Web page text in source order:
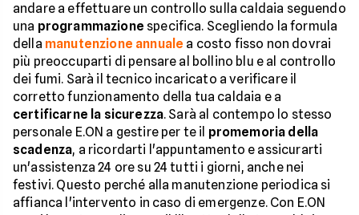
andare a effettuare un controllo sulla caldaia seguendo
una programmazione specifica. Scegliendo la formula
della manutenzione annuale a costo fisso non dovrai
più preoccuparti di pensare al bollino blu e al controllo
dei fumi. Sarà il tecnico incaricato a verificare il
corretto funzionamento della tua caldaia e a
certificarne la sicurezza. Sarà al contempo lo stesso
personale E.ON a gestire per te il promemoria della
scadenza, a ricordarti l'appuntamento e assicurarti
un'assistenza 24 ore su 24 tutti i giorni, anche nei
festivi. Questo perché alla manutenzione periodica si
affianca l'intervento in caso di emergenze. Con E.ON